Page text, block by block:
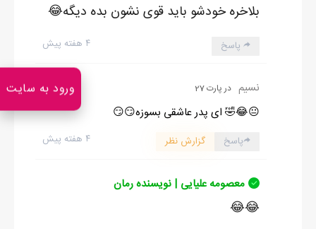
بلاخره خودشو باید قوی نشون بده دیگه😂
۴ هفته پیش پاسخ
نسیم در پارت 27 0
😐😂🤣 ای پدر عاشقی بسوزه😏😏
۴ هفته پیش پاسخ گزارش نظر
معصومه علیایی | نویسنده رمان
😂😂
ورود به سایت